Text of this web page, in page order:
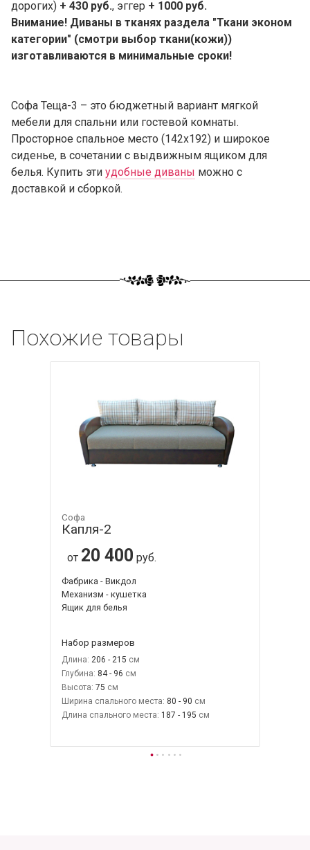
дорогих) + 430 руб., эггер + 1000 руб.
Внимание! Диваны в тканях раздела "Ткани эконом
категории" (смотри выбор ткани(кожи))
изготавливаются в минимальные сроки!
Софа Теща-3 – это бюджетный вариант мягкой
мебели для спальни или гостевой комнаты.
Просторное спальное место (142х192) и широкое
сиденье, в сочетании с выдвижным ящиком для
белья. Купить эти удобные диваны можно с
доставкой и сборкой.
Похожие товары
Софа
Капля-2
от 20 400 руб.
Фабрика - Викдол
Механизм - кушетка
Ящик для белья
Набор размеров
Длина: 206 - 215
Глубина: 84 - 96
Высота: 75
Ширина спального места: 80 - 90
Длина спального места: 187 - 195